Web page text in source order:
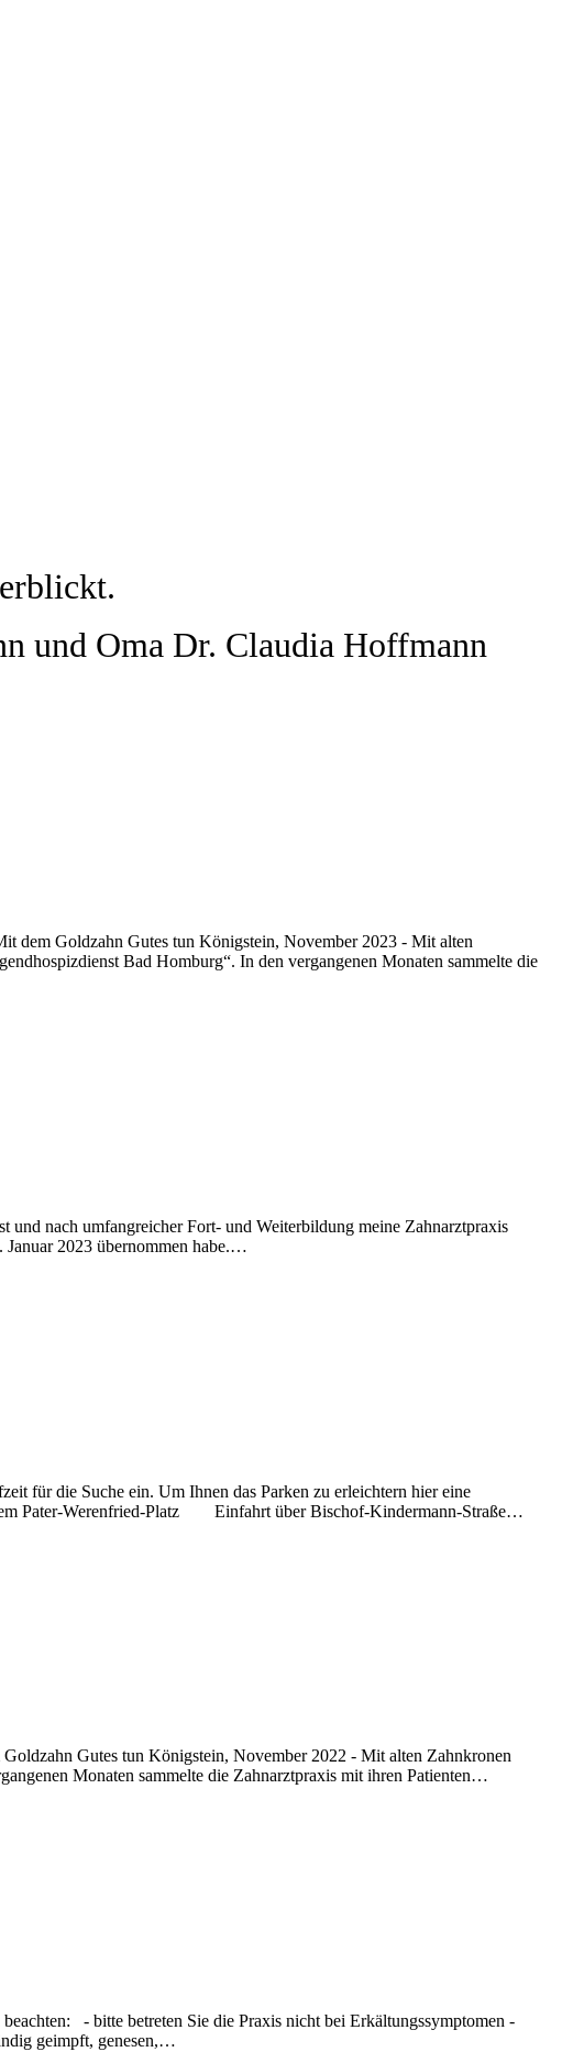
und Oma Dr. Claudia Hoffmann
dem Goldzahn Gutes tun Königstein, November 2023 - Mit alten
Bad Homburg“. In den vergangenen Monaten sammelte die
und nach umfangreicher Fort- und Weiterbildung meine Zahnarztpraxis
2023 übernommen habe.…
für die Suche ein. Um Ihnen das Parken zu erleichtern hier eine
Pater-Werenfried-Platz Einfahrt über Bischof-Kindermann-Straße…
Gutes tun Königstein, November 2022 - Mit alten Zahnkronen
Monaten sammelte die Zahnarztpraxis mit ihren Patienten…
- bitte betreten Sie die Praxis nicht bei Erkältungssymptomen -
geimpft, genesen,…